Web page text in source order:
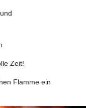
Zeit!
Flamme ein